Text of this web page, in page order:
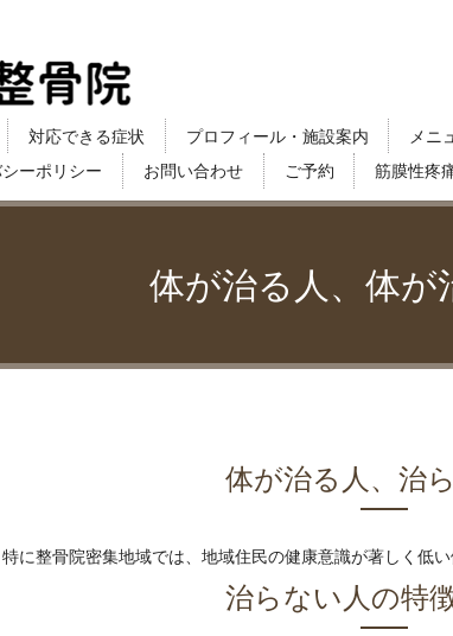
対応できる症状 プロフィール・施設案内 メニ
ーポリシー お問い合わせ ご予約 筋膜性疼
体が治る人、体が
体が治る人、治
に整骨院密集地域では、地域住民の健康意識が著しく低
治らない人の特